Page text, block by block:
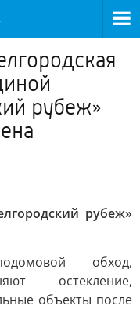
рубеж»
рубеж»
обход,
остекление,
объекты после